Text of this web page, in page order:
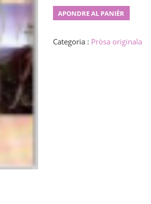
Paŝo
quantity
APONDRE AL PANIÈR
Categoria : Pròsa originala